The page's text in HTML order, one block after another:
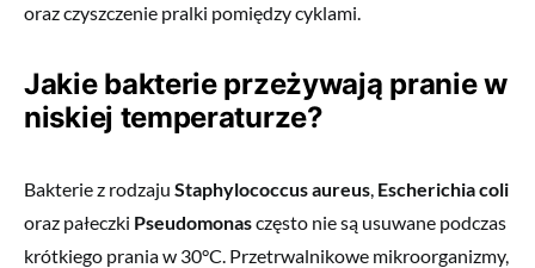
oraz czyszczenie pralki pomiędzy cyklami.
Jakie bakterie przeżywają pranie w
niskiej temperaturze?
Bakterie z rodzaju Staphylococcus aureus, Escherichia coli
oraz pałeczki Pseudomonasczęsto nie są usuwane podczas
krótkiego prania w 30°C. Przetrwalnikowe mikroorganizmy,